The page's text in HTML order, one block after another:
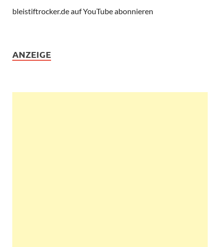
bleistiftrocker.de auf YouTube abonnieren
ANZEIGE